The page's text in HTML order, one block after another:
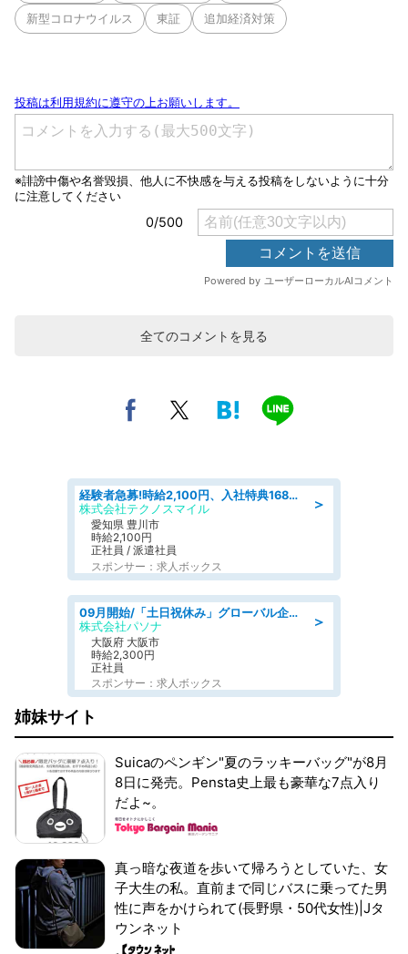
新型コロナウイルス 東証 追加経済対策
全てのコメントを見る
＞
経験者急募!時給2,100円、入社特典168万円の自動車製造業務/トヨタ自動車/tutumi
株式会社テクノスマイル
愛知県 豊川市
時給2,100円
正社員 / 派遣社員
スポンサー：求人ボックス
＞
09月開始/「土日祝休み」グローバル企業での産業保健のお仕事/保健師/高時給/残業なし/服装自由
株式会社パソナ
大阪府 大阪市
時給2,300円
正社員
スポンサー：求人ボックス
姉妹サイト
Suicaのペンギン"夏のラッキーバッグ"が8月
8日に発売。Pensta史上最も豪華な7点入り
だよ~。
真っ暗な夜道を歩いて帰ろうとしていた、女
子大生の私。直前まで同じバスに乗ってた男
性に声をかけられて(長野県・50代女性)|Jタ
ウンネット